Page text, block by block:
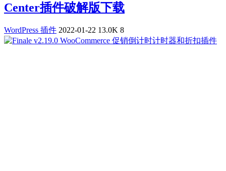
Center插件破解版下载
WordPress 插件 2022-01-22 13.0K 8